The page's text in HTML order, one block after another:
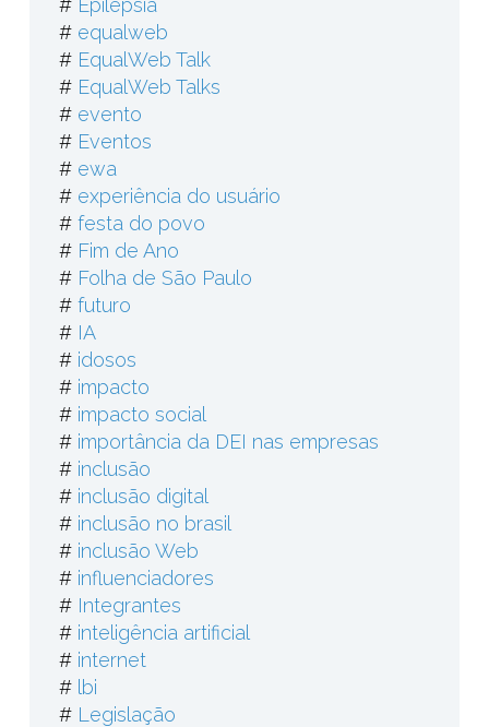
# equalweb
# EqualWeb Talk
# EqualWeb Talks
# evento
# Eventos
# ewa
# experiência do usuário
# festa do povo
# Fim de Ano
# Folha de São Paulo
# futuro
# IA
# idosos
# impacto
# impacto social
# importância da DEI nas empresas
# inclusão
# inclusão digital
# inclusão no brasil
# inclusão Web
# influenciadores
# Integrantes
# inteligência artificial
# internet
# lbi
# Legislação